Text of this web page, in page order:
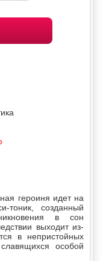
героиня идет на
тоник, созданный
в сон
выходит из-
в непристойных
особой